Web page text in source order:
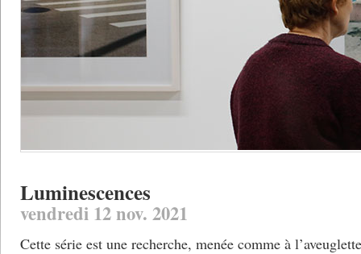
Luminescences
vendredi 12 nov. 2021
Cette série est une recherche, menée comme à